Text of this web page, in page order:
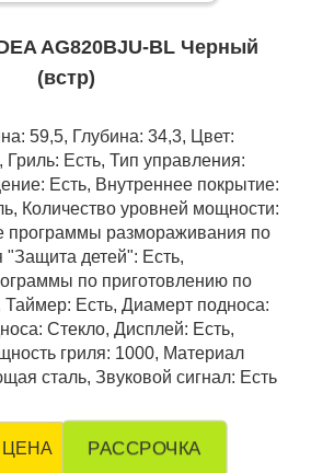
AG820BJU-BL Черный
(встр)
59,5, Глубина: 34,3, Цвет:
Есть, Тип управления:
Есть, Внутреннее покрытие:
Количество уровней мощности:
программы размораживания по
"Защита детей": Есть,
по приготовлению по
Таймер: Есть, Диамерт подноса:
Стекло, Дисплей: Есть,
гриля: 1000, Материал
сталь, Звуковой сигнал: Есть
РАССРОЧКА